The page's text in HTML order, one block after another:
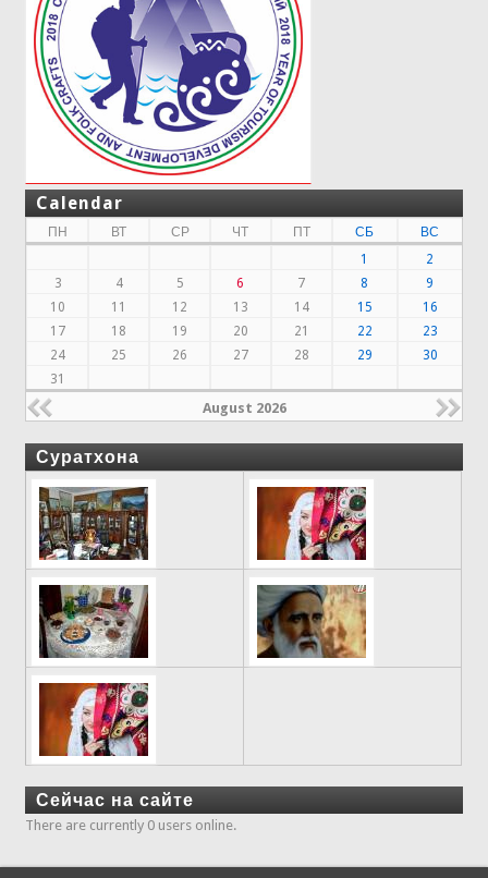
Calendar
ПН ВТ СР ЧТ ПТ СБ
ВС
1
2
3
4 5 6 7 8
9
10
11 12 13 14 15
16
17
18 19 20 21 22
23
24
25 26 27 28 29
30
31
August 2026
Суратхона
Сейчас на сайте
There are currently 0 users online.